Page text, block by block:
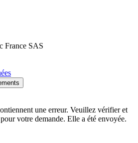
France SAS
une erreur. Veuillez vérifier et
votre demande. Elle a été envoyée.